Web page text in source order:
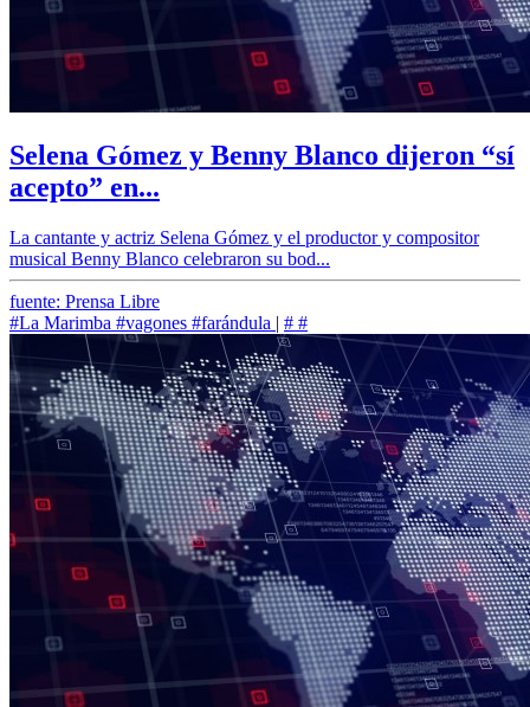
Selena Gómez y Benny Blanco dijeron “sí
acepto” en...
La cantante y actriz Selena Gómez y el productor y compositor
musical Benny Blanco celebraron su bod...
fuente: Prensa Libre
#La Marimba #vagones #farándula | # #